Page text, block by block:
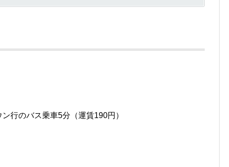
行のバス乗車5分（運賃190円）